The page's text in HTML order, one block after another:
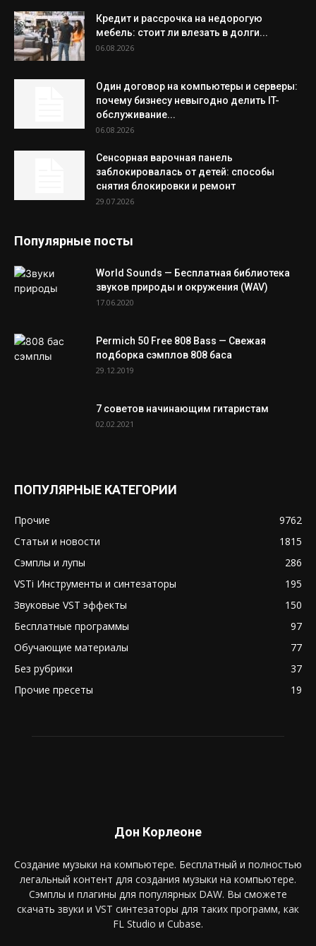
Кредит и рассрочка на недорогую
мебель: стоит ли влезать в долги...
06.08.2026
Один договор на компьютеры и серверы:
почему бизнесу невыгодно делить IT-
обслуживание...
06.08.2026
Сенсорная варочная панель
заблокировалась от детей: способы
снятия блокировки и ремонт
29.07.2026
Популярные посты
World Sounds — Бесплатная библиотека
звуков природы и окружения (WAV)
17.06.2020
Permich 50 Free 808 Bass — Свежая
подборка сэмплов 808 баса
29.12.2019
7 советов начинающим гитаристам
02.02.2021
ПОПУЛЯРНЫЕ КАТЕГОРИИ
Прочие
9762
Статьи и новости
1815
Сэмплы и лупы
286
VSTi Инструменты и синтезаторы
195
Звуковые VST эффекты
150
Бесплатные программы
97
Обучающие материалы
77
Без рубрики
37
Прочие пресеты
19
Дон Корлеоне
Создание музыки на компьютере. Бесплатный и полностью
легальный контент для создания музыки на компьютере.
Сэмплы и плагины для популярных DAW. Вы сможете
скачать звуки и VST синтезаторы для таких программ, как
FL Studio и Cubase.